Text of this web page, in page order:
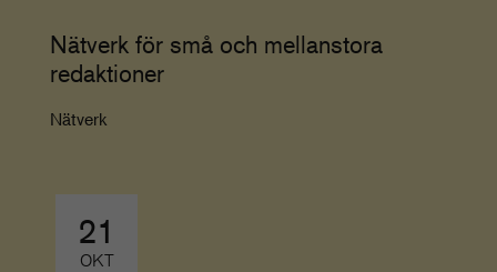
Nätverk för små och mellanstora
redaktioner
Nätverk
21
OKT